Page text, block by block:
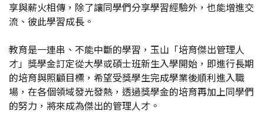
享與薪火相傳，除了讓同學們分享學習經驗外，也能增進交
流、彼此學習成長。
教育是一連串、不能中斷的學習，玉山「培育傑出管理人
才」獎學金訂定從大學或碩士班新生入學開始，即進行長期
的培育與照顧目標，希望受獎學生完成學業後順利進入職
場，在各個領域發光發熱，透過獎學金的培育再加上同學們
的努力，將來成為傑出的管理人才。